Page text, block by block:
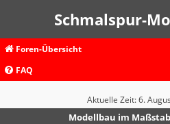
Schmalspur-
Foren-Übersicht
FAQ
Aktuelle Zeit: 6.
Modellbau im